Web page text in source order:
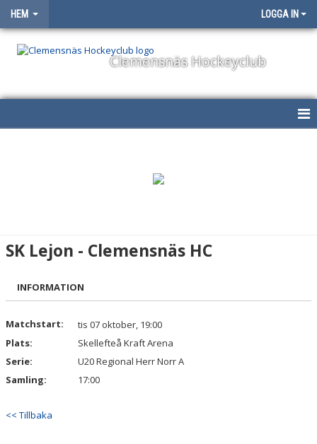
HEM LOGGA IN
Clemensnäs Hockeyclub
STYRELSE
KALENDER
AVGIFTER OCH FÖRSÄLJNINGAR
DOKUMENT
VÅRA LAG/TRÄNARE
MATCHER
SK Lejon - Clemensnäs HC
INFORMATION
Matchstart:
tis 07 oktober, 19:00
Plats:
Skellefteå Kraft Arena
Serie:
U20 Regional Herr Norr A
Samling:
17:00
<< Tillbaka